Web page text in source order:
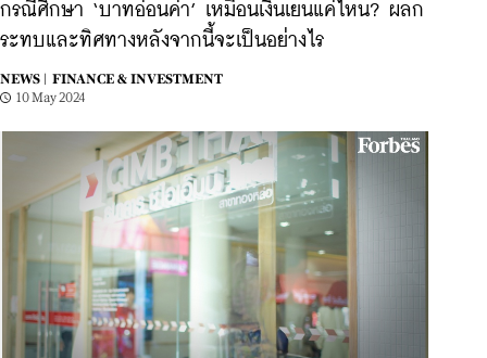
กรณีศึกษา ‘บาทอ่อนค่า’ เหมือนเงินเยนแค่ไหน? ผลก
ระทบและทิศทางหลังจากนี้จะเป็นอย่างไร
NEWS |
FINANCE & INVESTMENT
10 May 2024